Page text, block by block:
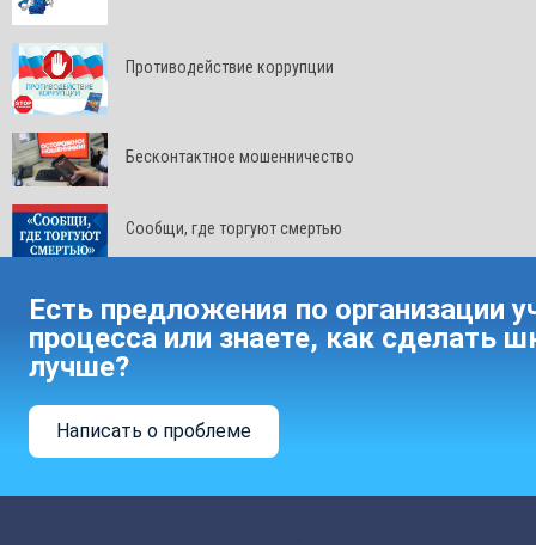
Противодействие коррупции
Бесконтактное мошенничество
Сообщи, где торгуют смертью
Есть предложения по организации
процесса или знаете, как сделать
лучше?
Написать о проблеме